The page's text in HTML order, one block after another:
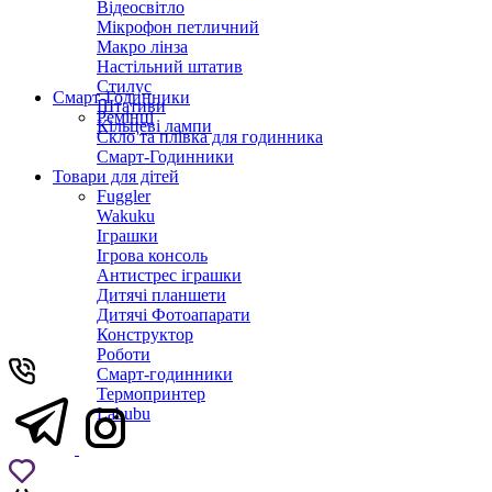
Відеосвітло
Мікрофон петличний
Макро лінза
Настільний штатив
Стилус
Штативи
Кільцеві лампи
Смарт-Годинники
Ремінці
Скло та плівка для годинника
Смарт-Годинники
Товари для дітей
Fuggler
Wakuku
Іграшки
Ігрова консоль
Антистрес іграшки
Дитячi планшети
Дитячі Фотоапарати
Конструктор
Роботи
Смарт-годинники
Термопринтер
Labubu